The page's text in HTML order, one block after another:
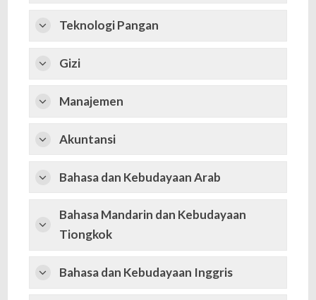
Teknologi Pangan
Gizi
Manajemen
Akuntansi
Bahasa dan Kebudayaan Arab
Bahasa Mandarin dan Kebudayaan
Tiongkok
Bahasa dan Kebudayaan Inggris